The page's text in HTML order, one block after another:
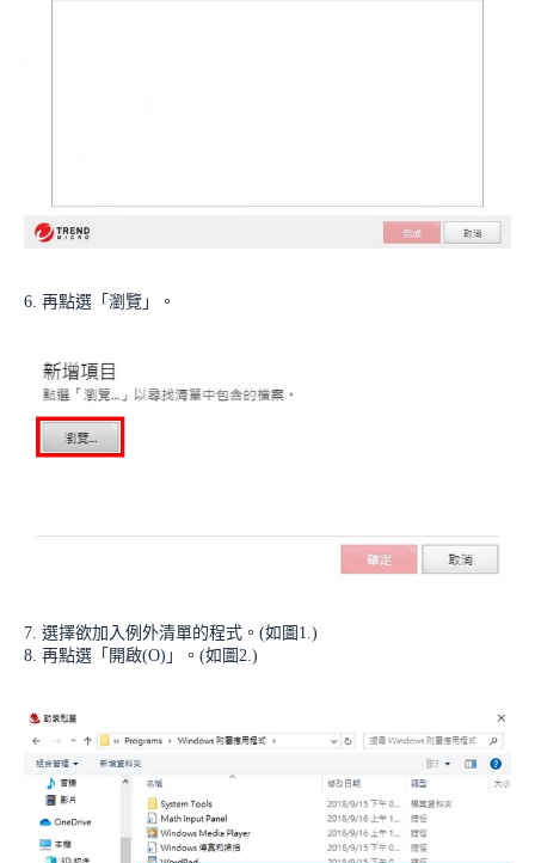
6. 再點選「瀏覽」。
7. 選擇欲加入例外清單的程式。(如圖1.)
8. 再點選「開啟(O)」。(如圖2.)